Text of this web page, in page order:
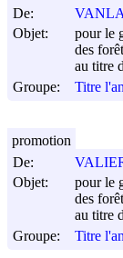
De:
Objet:
pour le
des
au titre
Groupe:
Titre
De:
Objet:
pour le
des
au titre
Groupe:
Titre
promotion